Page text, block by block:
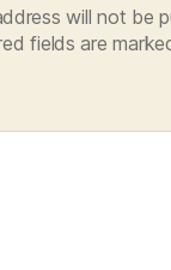
will not be
fields are